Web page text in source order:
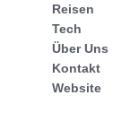
Reisen
Tech
Über Uns
Kontakt
Website